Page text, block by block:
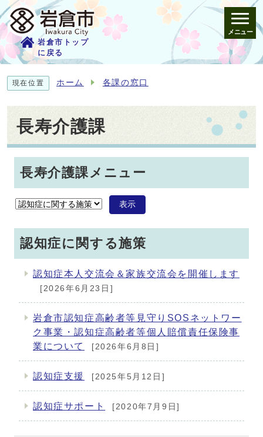
岩倉市トップ
に戻る
メニュー
現在位置 ホーム 各課の窓口
長寿介護課
長寿介護課メニュー
表示
認知症に関する施策
認知症本人交流会＆家族交流会を開催します
[2026年6月23日]
岩倉市認知症高齢者等見守りSOSネットワー
ク事業・認知症高齢者等個人賠償責任保険事
業について
[2026年6月8日]
認知症支援 [2025年5月12日]
認知症サポート [2020年7月9日]